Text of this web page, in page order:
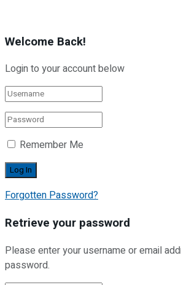
Welcome Back!
Login to your account below
Remember Me
Forgotten Password?
Retrieve your password
Please enter your username or email
password.